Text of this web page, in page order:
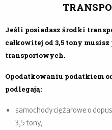
Jeśli posiadasz środki
całkowitej od 3,5 tony
transportowych.
Opodatkowaniu podatkiem
podlegają:
samochody ciężarowe o
3,5 tony,